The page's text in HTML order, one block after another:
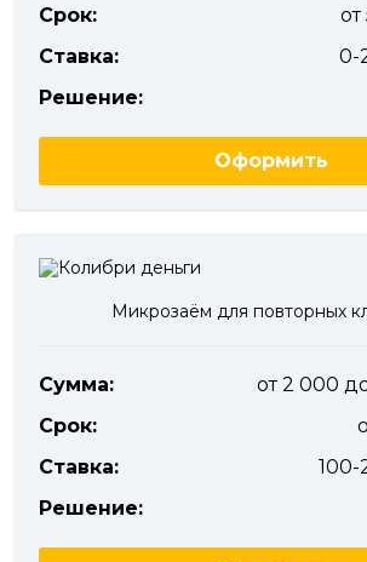
Срок:
Ставка:
0-
Решение:
Оформить
Микрозаём для повторных
Сумма:
от 2 000
Срок:
Ставка:
100-
Решение: